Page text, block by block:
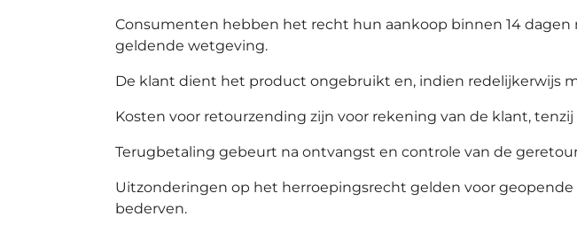
Consumenten hebben het recht hun aankoop binnen 14
geldende wetgeving.
De klant dient het product ongebruikt en, indien redelijkerwijs
Kosten voor retourzending zijn voor rekening van de klant,
Terugbetaling gebeurt na ontvangst en controle van de
Uitzonderingen op het herroepingsrecht gelden voor
bederven.